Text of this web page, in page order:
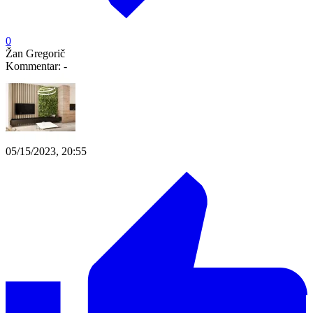
0
Žan Gregorič
Kommentar: -
05/15/2023, 20:55